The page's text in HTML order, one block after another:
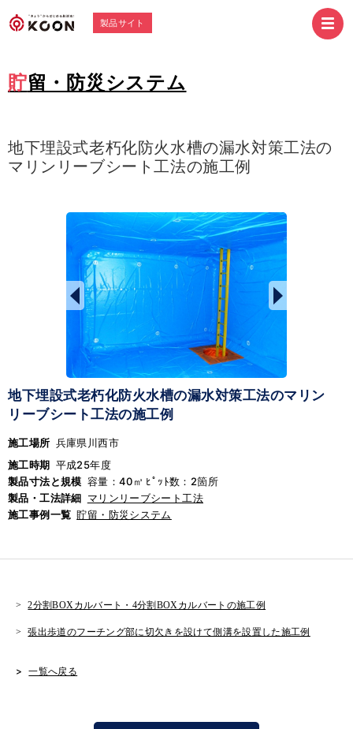
製品サイト
貯留・防災システム
地下埋設式老朽化防火水槽の漏水対策工法の
マリンリーブシート工法の施工例
地下埋設式老朽化防火水槽の漏水対策工法のマリン
リーブシート工法の施工例
施工場所 兵庫県川西市
施工時期 平成25年度
製品寸法と規模 容量：40㎥ ﾋﾟｯﾄ数：2箇所
製品・工法詳細 マリンリーブシート工法
施工事例一覧 貯留・防災システム
2分割BOXカルバート・4分割BOXカルバートの施工例
張出歩道のフーチング部に切欠きを設けて側溝を設置した施工例
一覧へ戻る